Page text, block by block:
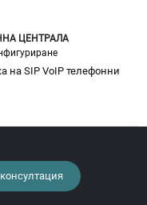
ЦЕНТРАЛА
на SIP VoIP телефонни